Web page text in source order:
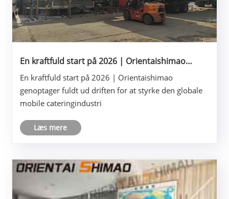
En kraftfuld start på 2026 | Orientaishimao
globale mobile cateringindustri
En kraftfuld start på 2026 | Orientaishimao
genoptager fuldt ud driften for at styrke den globale
mobile cateringindustri
Læs mere